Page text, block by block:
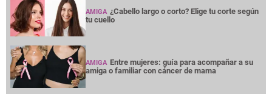
AMIGA ¿Cabello largo o corto? Elige tu corte según
tu cuello
AMIGA Entre mujeres: guía para acompañar a su
amiga o familiar con cáncer de mama